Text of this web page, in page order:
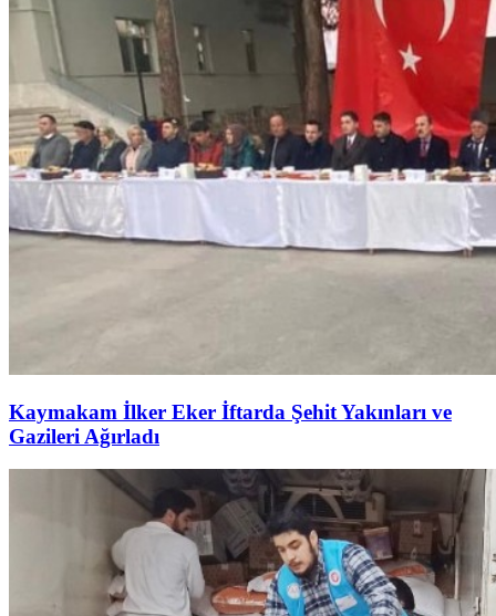
Kaymakam İlker Eker İftarda Şehit Yakınları ve
Gazileri Ağırladı